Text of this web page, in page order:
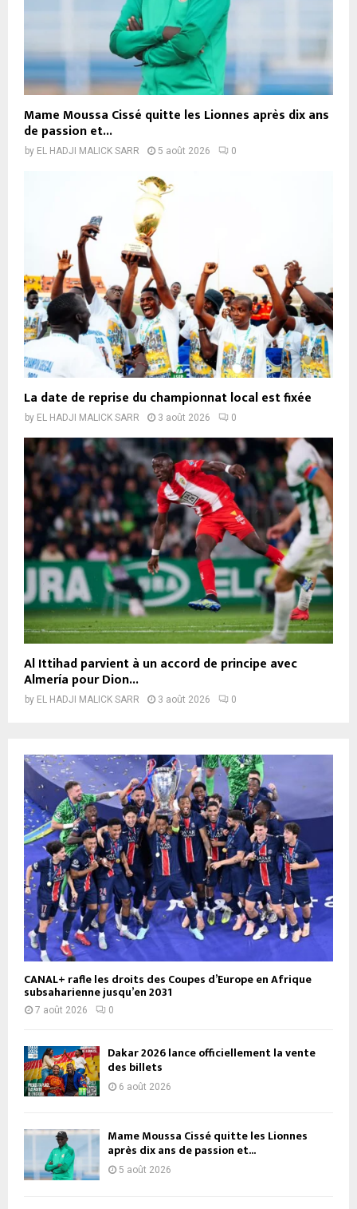
Mame Moussa Cissé quitte les Lionnes après dix ans
de passion et...
by EL HADJI MALICK SARR 5 août 2026 0
La date de reprise du championnat local est fixée
by EL HADJI MALICK SARR 3 août 2026 0
Al Ittihad parvient à un accord de principe avec
Almería pour Dion...
by EL HADJI MALICK SARR 3 août 2026 0
CANAL+ rafle les droits des Coupes d’Europe en Afrique
subsaharienne jusqu’en 2031
7 août 2026 0
Dakar 2026 lance officiellement la vente
des billets
6 août 2026
Mame Moussa Cissé quitte les Lionnes
après dix ans de passion et...
5 août 2026